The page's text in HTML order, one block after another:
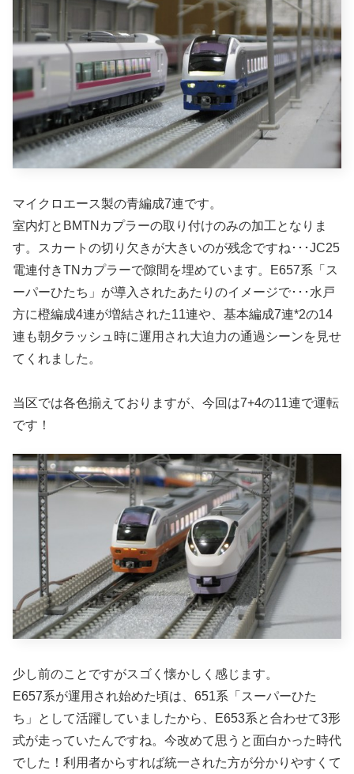
マイクロエース製の青編成7連です。
室内灯とBMTNカプラーの取り付けのみの加工となりま
す。スカートの切り欠きが大きいのが残念ですね･･･JC25
電連付きTNカプラーで隙間を埋めています。E657系「ス
ーパーひたち」が導入されたあたりのイメージで･･･水戸
方に橙編成4連が増結された11連や、基本編成7連*2の14
連も朝夕ラッシュ時に運用され大迫力の通過シーンを見せ
てくれました。
当区では各色揃えておりますが、今回は7+4の11連で運転
です！
少し前のことですがスゴく懐かしく感じます。
E657系が運用され始めた頃は、651系「スーパーひた
ち」として活躍していましたから、E653系と合わせて3形
式が走っていたんですね。今改めて思うと面白かった時代
でした！利用者からすれば統一された方が分かりやすくて